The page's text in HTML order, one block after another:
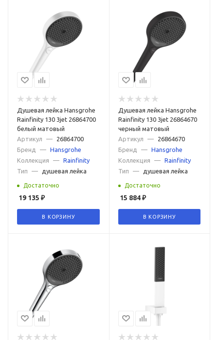
Душевая лейка Hansgrohe
Rainfinity 130 3jet 26864700
белый матовый
Артикул
—
26864700
Бренд
— Hansgrohe
Коллекция
— Rainfinity
Тип
— душевая лейка
Достаточно
19 135 ₽
В КОРЗИНУ
Душевая лейка Hansgrohe
Rainfinity 130 3jet 26864670
черный матовый
Артикул
—
26864670
Бренд
—
Hansgrohe
Коллекция
—
Rainfinity
Тип
— душевая лейка
Достаточно
15 884₽
В КОРЗИНУ